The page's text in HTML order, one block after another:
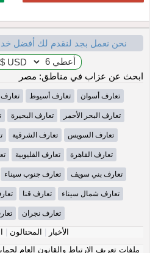
نحن نعمل بجد لنقدم لك أفضل
ابحث عن عزاب في مناطق: مصر
تعارف أسوان تعارف أسيوط تعارف
تعارف البحر الأحمر تعارف البحيرة
تعارف السويس تعارف الشرقية
تعارف القاهرة تعارف القليوبية
تعارف بني سويف تعارف جنوب سيناء
تعارف شمال سيناء تعارف قنا
تعارف نجران
الأخبار | المحتالون |
ملفات تعريف الارتباط والقانون العام